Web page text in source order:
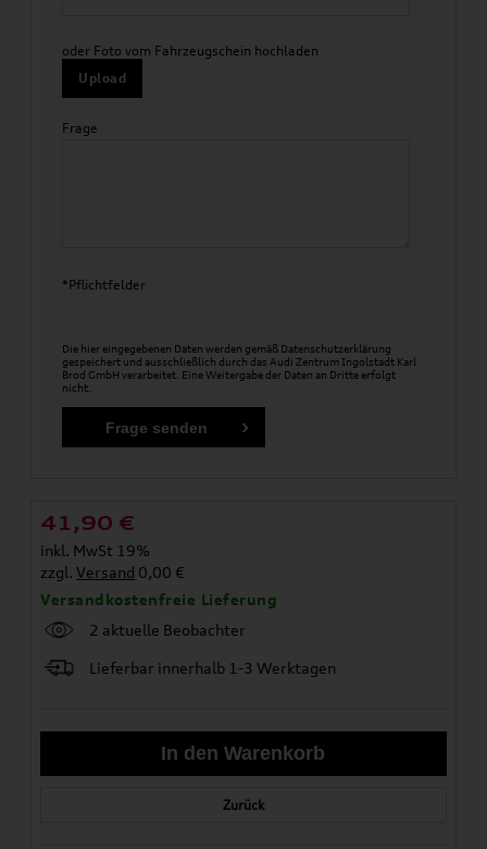
oder Foto vom Fahrzeugschein hochladen
Upload
Frage
*Pflichtfelder
Die hier eingegebenen Daten werden gemäß Datenschutzerklärung
gespeichert und ausschließlich durch das Audi Zentrum Ingolstadt Karl
Brod GmbH verarbeitet. Eine Weitergabe der Daten an Dritte erfolgt
nicht.
41,90 €
inkl. MwSt 19%
zzgl.Versand 0,00 €
Versandkostenfreie Lieferung
2 aktuelle Beobachter
Lieferbar innerhalb 1-3 Werktagen
Zurück